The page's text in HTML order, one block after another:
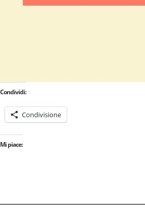
Condividi:
Condivisione
Mi piace: